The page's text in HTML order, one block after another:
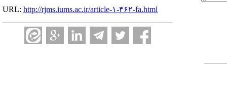
URL: http://rjms.iums.ac.ir/article-۱-۴۶۲-fa.html